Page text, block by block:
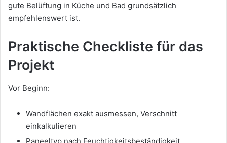
gute Belüftung in Küche und Bad grundsätzlich
empfehlenswert ist.
Praktische Checkliste für das
Projekt
Vor Beginn:
Wandflächen exakt ausmessen, Verschnitt
einkalkulieren